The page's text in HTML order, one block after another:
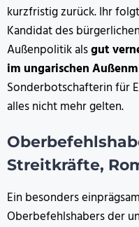
kurzfristig zurück. Ihr
Kandidat des
Außenpolitik alsgut
im ungarischen
Sonderbotschafterin für
alles nicht mehr gelten.
Streitkräfte,
Ein besonders
Oberbefehlshabers der